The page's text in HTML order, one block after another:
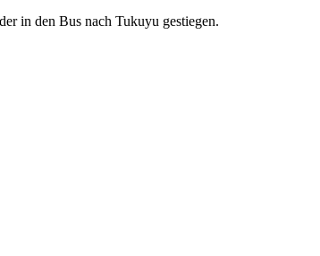
in den Bus nach Tukuyu gestiegen.